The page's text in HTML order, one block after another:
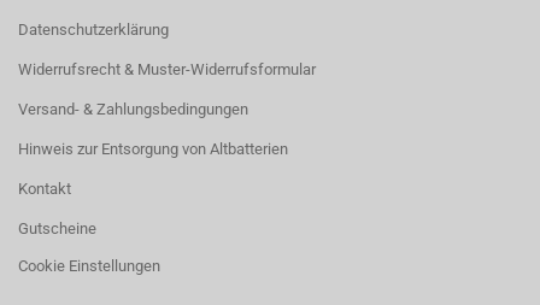
Datenschutzerklärung
Widerrufsrecht & Muster-Widerrufsformular
Versand- & Zahlungsbedingungen
Hinweis zur Entsorgung von Altbatterien
Kontakt
Gutscheine
Cookie Einstellungen